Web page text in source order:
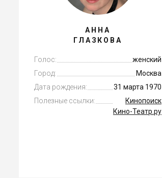
АННА
ГЛАЗКОВА
Голос:
женский
Город:
Москва
Дата рождения:
31 марта 1970
Полезные ссылки:
Кинопоиск
Кино-Театр.ру